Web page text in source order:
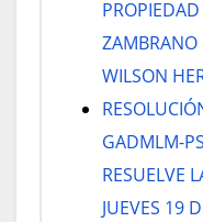
ZAMBRANO
WILSON
GADMLM-
RESUELVE
JUEVES 19